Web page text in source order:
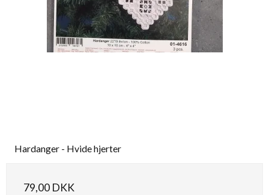
Hardanger - Hvide hjerter
79,00 DKK